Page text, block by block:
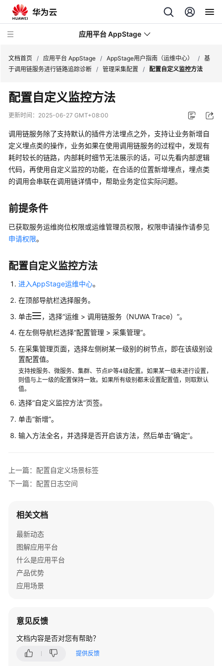
应用平台 AppStage
最
新
动
产
品
介
绍
费
说
明
速
门
AppStage
使
用
前
准
备
AppStage
用
指
南
生
应
用
擎）
AppStage
用
户
指
南
（开
心）
AppStage
文档首页 / 应用平台 AppStage / AppStage用户指南（运维中心） / 基
于调用链服务进行链路追踪诊断 / 管理采集配置 / 配置自定义监控方法
配置自定义监控方法
更新时间： 2025-06-27 GMT+08:00
调用链服务除了支持默认的插件方法埋点之外，支持让业务新增自
定义埋点类的操作，业务如果在使用调用链服务的过程中，发现有
耗时较长的链路，内部耗时细节无法展示的话，可以先看内部逻辑
代码，再使用自定义监控的功能，在合适的位置新增埋点，埋点类
的调用会串联在调用链详情中，帮助业务定位实际问题。
前提条件
已获取服务运维岗位权限或运维管理员权限，权限申请操作请参见
申请权限。
配置自定义监控方法
进入AppStage运维中心。
在顶部导航栏选择服务。
单击
，选择“运维 > 调用链服务（NUWA Trace） ”。
在左侧导航栏选择“配置管理 > 采集管理”。
在采集管理页面，选择左侧树某一级别的树节点，即在该级别设
置配置值。
支持按服务、微服务、集群、节点IP等4级配置。如果某一级未进行设置，
则值与上一级的配置保持一致。如果所有级别都未设置配置值，则取默认
值。
选择“自定义监控方法”页签。
单击“新增”。
输入方法全名，并选择是否开启该方法，然后单击“确定”。
上一篇：配置自定义场景标签
下一篇：配置日志空间
相关文档
最新动态
图解应用平台
什么是应用平台
产品优势
应用场景
意见反馈
文档内容是否对您有帮助？
提供反馈